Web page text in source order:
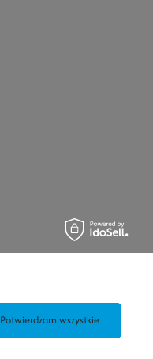
Potwierdzam wszystkie